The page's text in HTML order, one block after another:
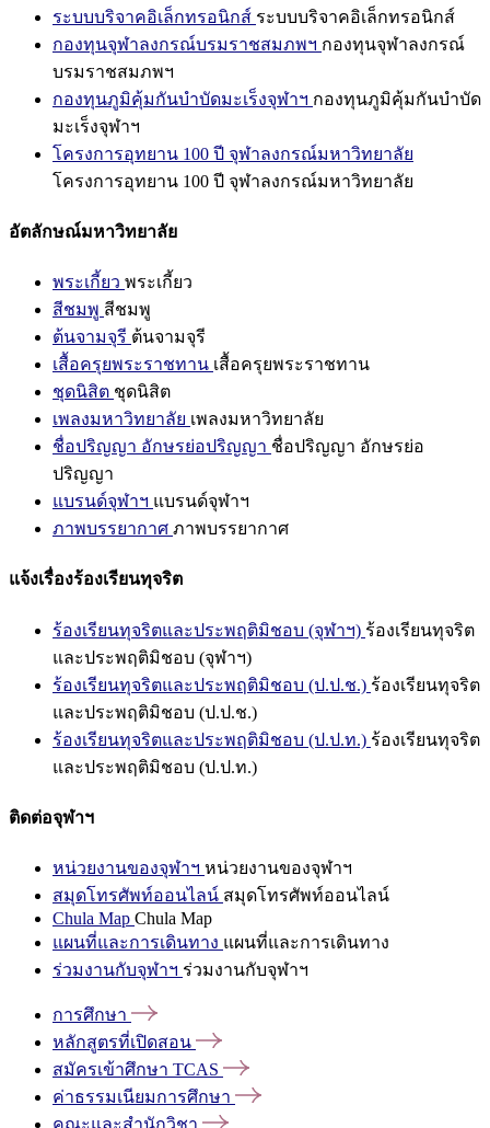
ระบบบริจาคอิเล็กทรอนิกส์ ระบบบริจาคอิเล็กทรอนิกส์
กองทุนจุฬาลงกรณ์บรมราชสมภพฯ กองทุนจุฬาลงกรณ์
บรมราชสมภพฯ
กองทุนภูมิคุ้มกันบำบัดมะเร็งจุฬาฯ กองทุนภูมิคุ้มกันบำบัด
มะเร็งจุฬาฯ
โครงการอุทยาน 100 ปี จุฬาลงกรณ์มหาวิทยาลัย
โครงการอุทยาน 100 ปี จุฬาลงกรณ์มหาวิทยาลัย
อัตลักษณ์มหาวิทยาลัย
พระเกี้ยว พระเกี้ยว
สีชมพู สีชมพู
ต้นจามจุรี ต้นจามจุรี
เสื้อครุยพระราชทาน เสื้อครุยพระราชทาน
ชุดนิสิต ชุดนิสิต
เพลงมหาวิทยาลัย เพลงมหาวิทยาลัย
ชื่อปริญญา อักษรย่อปริญญา ชื่อปริญญา อักษรย่อ
ปริญญา
แบรนด์จุฬาฯ แบรนด์จุฬาฯ
ภาพบรรยากาศ ภาพบรรยากาศ
แจ้งเรื่องร้องเรียนทุจริต
ร้องเรียนทุจริตและประพฤติมิชอบ (จุฬาฯ) ร้องเรียนทุจริต
และประพฤติมิชอบ (จุฬาฯ)
ร้องเรียนทุจริตและประพฤติมิชอบ (ป.ป.ช.) ร้องเรียนทุจริต
และประพฤติมิชอบ (ป.ป.ช.)
ร้องเรียนทุจริตและประพฤติมิชอบ (ป.ป.ท.) ร้องเรียนทุจริต
และประพฤติมิชอบ (ป.ป.ท.)
ติดต่อจุฬาฯ
หน่วยงานของจุฬาฯ หน่วยงานของจุฬาฯ
สมุดโทรศัพท์ออนไลน์ สมุดโทรศัพท์ออนไลน์
Chula Map Chula Map
แผนที่และการเดินทาง แผนที่และการเดินทาง
ร่วมงานกับจุฬาฯ ร่วมงานกับจุฬาฯ
การศึกษา
หลักสูตรที่เปิดสอน
สมัครเข้าศึกษา TCAS
ค่าธรรมเนียมการศึกษา